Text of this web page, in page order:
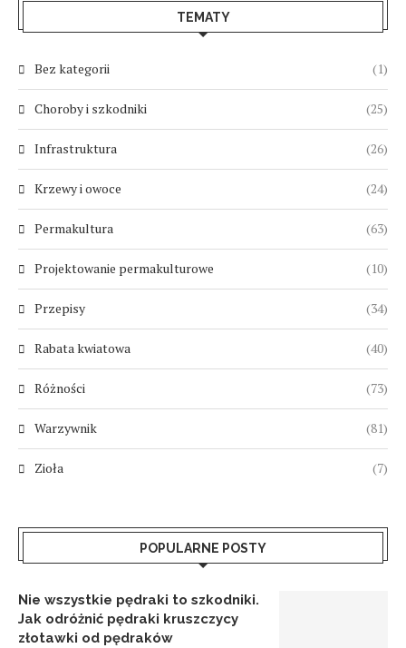
TEMATY
Bez kategorii (1)
Choroby i szkodniki (25)
Infrastruktura (26)
Krzewy i owoce (24)
Permakultura (63)
Projektowanie permakulturowe (10)
Przepisy (34)
Rabata kwiatowa (40)
Różności (73)
Warzywnik (81)
Zioła (7)
POPULARNE POSTY
Nie wszystkie pędraki to szkodniki.
Jak odróżnić pędraki kruszczycy
złotawki od pędraków